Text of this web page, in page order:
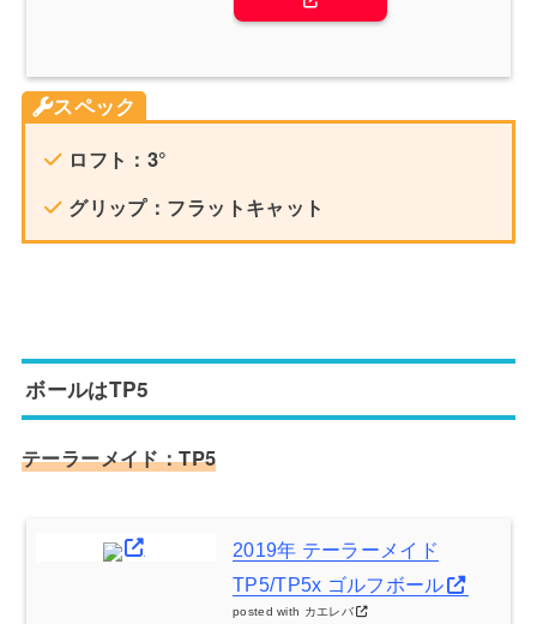
スペック
ロフト：3°
グリップ：フラットキャット
ボールはTP5
テーラーメイド：TP5
2019年 テーラーメイド
TP5/TP5x ゴルフボール
posted with カエレバ